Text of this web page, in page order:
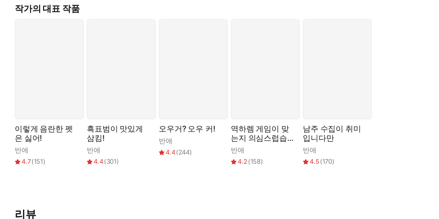
이사르가 저도 모르게 마른침을 꼴깍 삼켰다.
침착해야 했다. 침착해야…….
단단한 손끝이 음란한 다리 사이를 홀린 듯 짓눌렀다.
작가의 대표 작품
이렇게 음란한 펫
은 싫어!
반애
4.7(151)
흑표범이 맛있게
삼킴!
반애
4.4(301)
오우거? 오우 커!
반애
4.4(244)
역하렘 게임이 맞
는지 의심스럽습니
다
반애
4.2(158)
남주 수집이 취미
입니다만
반애
4.5(170)
리뷰